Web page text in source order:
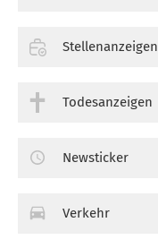
Stellenanzeigen
Todesanzeigen
Newsticker
Verkehr